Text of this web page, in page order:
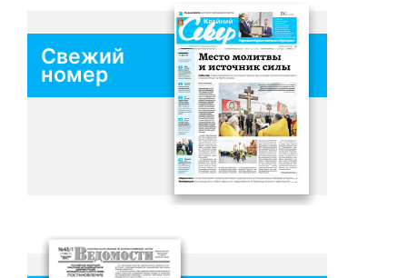
Свежий
номер